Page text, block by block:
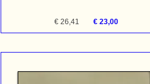
€ 26,41 € 23,00